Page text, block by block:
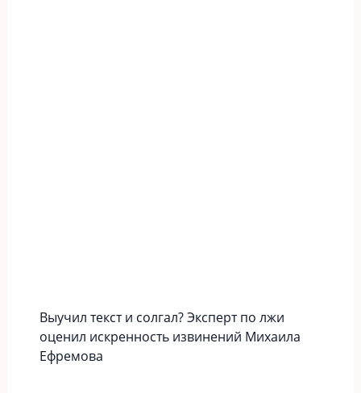
Выучил текст и солгал? Эксперт по лжи
оценил искренность извинений Михаила
Ефремова